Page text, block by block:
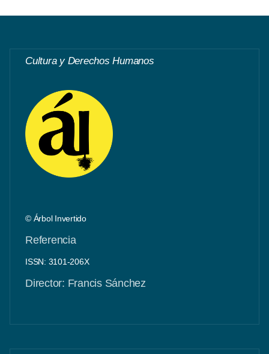
Cultura y Derechos Humanos
© Árbol Invertido
Referencia
ISSN: 3101-206X
Director: Francis Sánchez